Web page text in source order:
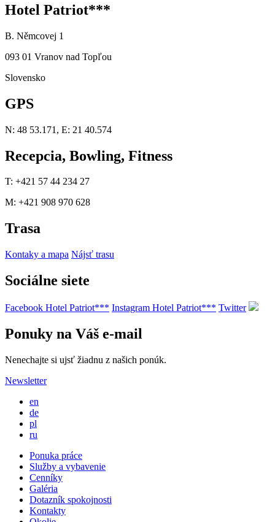
Hotel Patriot***
B. Němcovej 1
093 01 Vranov nad Topľou
Slovensko
GPS
N: 48 53.171, E: 21 40.574
Recepcia, Bowling, Fitness
T: +421 57 44 234 27
M: +421 908 970 628
Trasa
Kontaky a mapa Nájsť trasu
Sociálne siete
Facebook Hotel Patriot*** Instagram Hotel Patriot*** Twitter
Ponuky na Váš e-mail
Nenechajte si ujsť žiadnu z našich ponúk.
Newsletter
en
de
pl
ru
Ponuka práce
Služby a vybavenie
Cenníky
Galéria
Dotazník spokojnosti
Kontakty